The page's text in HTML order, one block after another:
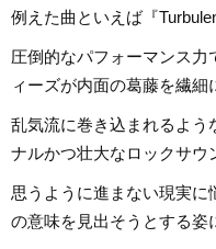
例えた曲といえば『
圧倒的なパフォーマンス
ィーズが内面の葛藤を繊細
乱気流に巻き込まれるよう
ナルかつ壮大なロックサウ
思うように進まない現実に
の意味を見出そうとする姿